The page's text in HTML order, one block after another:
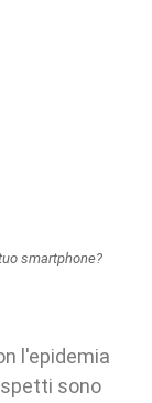
smartphone?
l'epidemia
sono